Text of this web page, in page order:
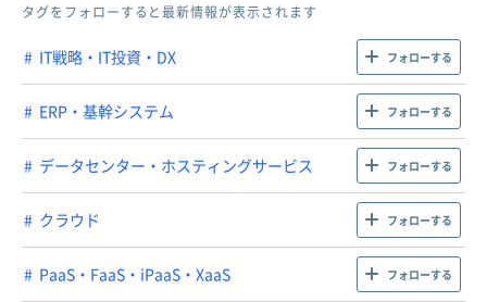
タグをフォローすると最新情報が表示されます
IT戦略・IT投資・DX フォローする
ERP・基幹システム フォローする
データセンター・ホスティングサービス フォローする
クラウド フォローする
PaaS・FaaS・iPaaS・XaaS フォローする